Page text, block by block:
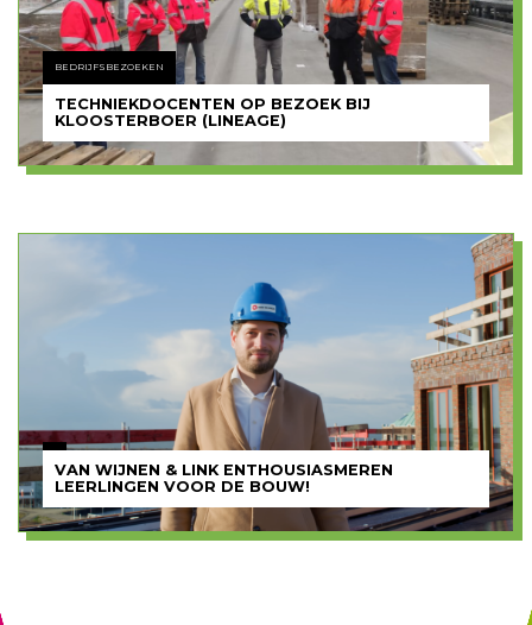
BEDRIJFSBEZOEKEN
TECHNIEKDOCENTEN OP BEZOEK BIJ
KLOOSTERBOER (LINEAGE)
VAN WIJNEN & LINK ENTHOUSIASMEREN
LEERLINGEN VOOR DE BOUW!